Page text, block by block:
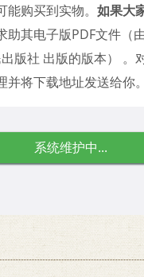
购买到实物。 如果大
助其电子版PDF文件（
版社 出版的版本） 。
将下载地址发送给你。
系统维护中...